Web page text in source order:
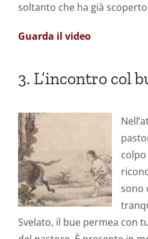
soltanto che ha già
Guarda il video
3. L’incontro col
colpo
sono
Svelato, il bue permea con